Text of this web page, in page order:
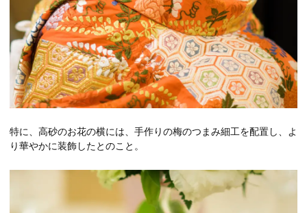
特に、高砂のお花の横には、手作りの梅のつまみ細工を配置し、よ
り華やかに装飾したとのこと。